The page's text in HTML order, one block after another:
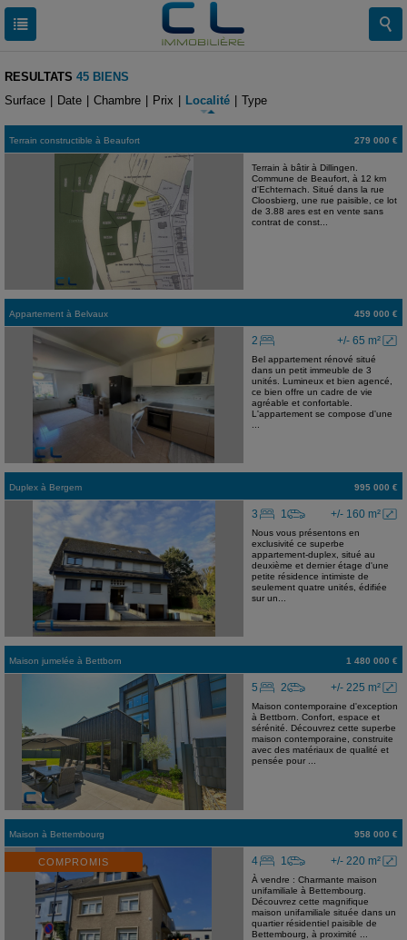
RESULTATS 45 BIENS
Surface
Date Chambre Prix Localité Type
Terrain constructible à Beaufort 279 000 €
Terrain à bâtir à Dillingen.
Commune de Beaufort, à 12 km
d'Echternach. Situé dans la rue
Cloosbierg, une rue paisible, ce lot
de 3.88 ares est en vente sans
contrat de const...
Appartement à Belvaux 459 000 €
+/- 65 m²
2
Bel appartement rénové situé
dans un petit immeuble de 3
unités. Lumineux et bien agencé,
ce bien offre un cadre de vie
agréable et confortable.
L'appartement se compose d'une
Duplex à Bergem 995 000 €
+/- 160 m²
3 1
Nous vous présentons en
exclusivité ce superbe
appartement-duplex, situé au
deuxième et dernier étage d'une
petite résidence intimiste de
seulement quatre unités, édifiée
sur un...
Maison jumelée à Bettborn 1 480 000 €
+/- 225 m²
5 2
Maison contemporaine d'exception
à Bettborn. Confort, espace et
sérénité. Découvrez cette superbe
maison contemporaine, construite
avec des matériaux de qualité et
pensée pour ...
Maison à Bettembourg 958 000 €
COMPROMIS +/- 220 m²
4 1
À vendre : Charmante maison
unifamiliale à Bettembourg.
Découvrez cette magnifique
maison unifamiliale située dans un
quartier résidentiel paisible de
Bettembourg, à proximité ...